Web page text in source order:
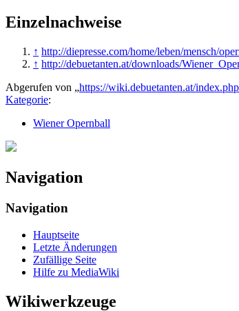
Einzelnachweise
↑ http://diepresse.com/home/leben/mensch/
↑ http://debuetanten.at/downloads/
Abgerufen von „https://wiki.debuetanten.at/
Kategorie:
Wiener Opernball
Navigation
Navigation
Hauptseite
Letzte Änderungen
Zufällige Seite
Hilfe zu MediaWiki
Wikiwerkzeuge